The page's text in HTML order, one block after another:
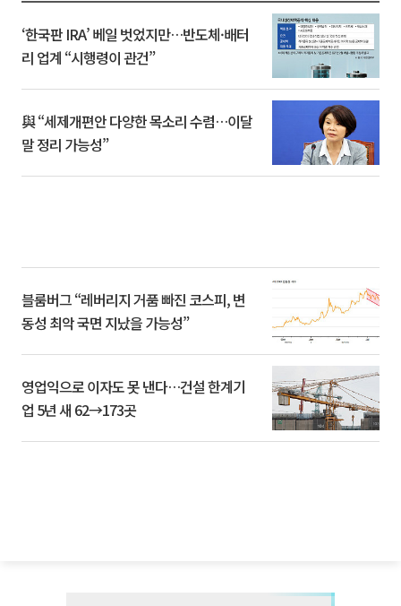
‘한국판 IRA’ 베일 벗었지만…반도체·배터
리 업계 “시행령이 관건”
與 “세제개편안 다양한 목소리 수렴…이달
말 정리 가능성”
블룸버그 “레버리지 거품 빠진 코스피, 변
동성 최악 국면 지났을 가능성”
영업익으로 이자도 못 낸다…건설 한계기
업 5년 새 62→173곳